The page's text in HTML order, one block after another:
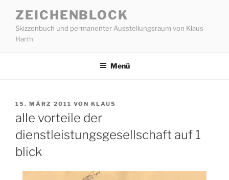
Inhalt
springen
ZEICHENBLOCK
Skizzenbuch und permanenter Ausstellungsraum von Klaus
Harth
Menü
VERÖFFENTLICHT
AM
15. MÄRZ 2011 VON KLAUS
alle vorteile der
dienstleistungsgesellschaft auf 1
blick